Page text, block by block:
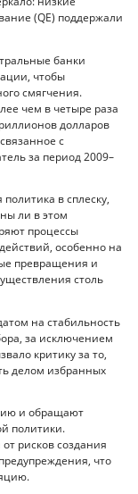
(QE) поддержали
банки
чтобы
смягчения.
чем в четыре раза
долларов
с
за период 2009–
в сплеску,
ли в этом
процессы
особенно на
превращения и
столь
на стабильность
за исключением
критику за то,
делом избранных
и обращают
политики.
рисков создания
что